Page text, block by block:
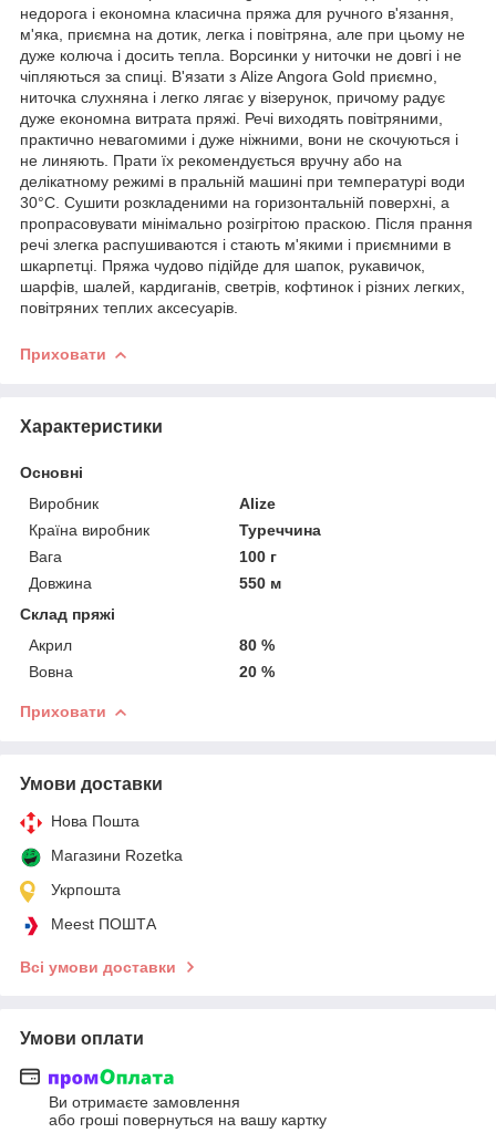
недорога і економна класична пряжа для ручного в'язання,
м'яка, приємна на дотик, легка і повітряна, але при цьому не
дуже колюча і досить тепла. Ворсинки у ниточки не довгі і не
чіпляються за спиці. В'язати з Alize Angora Gold приємно,
ниточка слухняна і легко лягає у візерунок, причому радує
дуже економна витрата пряжі. Речі виходять повітряними,
практично невагомими і дуже ніжними, вони не скочуються і
не линяють. Прати їх рекомендується вручну або на
делікатному режимі в пральній машині при температурі води
30°С. Сушити розкладеними на горизонтальній поверхні, а
пропрасовувати мінімально розігрітою праскою. Після прання
речі злегка распушиваются і стають м'якими і приємними в
шкарпетці. Пряжа чудово підійде для шапок, рукавичок,
шарфів, шалей, кардиганів, светрів, кофтинок і різних легких,
повітряних теплих аксесуарів.
Приховати
Характеристики
Основні
Виробник
Alize
Країна виробник
Туреччина
Вага
100 г
Довжина
550 м
Склад пряжі
Акрил
80 %
Вовна
20 %
Приховати
Умови доставки
Нова Пошта
Магазини Rozetka
Укрпошта
Meest ПОШТА
Всі умови доставки
Умови оплати
Ви отримаєте замовлення
або гроші повернуться на вашу картку